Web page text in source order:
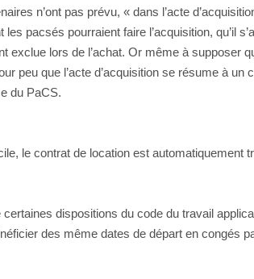
n’ont pas prévu, « dans l’acte
pacsés pourraient faire l’acquisition, qu’il
exclue lors de l’achat. Or même à
peu que l’acte d’acquisition se résume à
du PaCS.
le contrat de location est automatiquement
dispositions du code du travail
des même dates de départ en congés